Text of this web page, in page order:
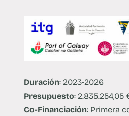
Duración: 2023-2026
Presupuesto: 2.835.254,05
Co-Financiación: Primera